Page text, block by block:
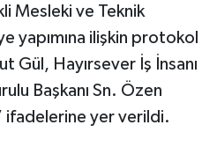
Mesleki ve Teknik
yapımına ilişkin protokol
Gül, Hayırsever İş İnsanı
Başkanı Sn. Özen
ifadelerine yer verildi.